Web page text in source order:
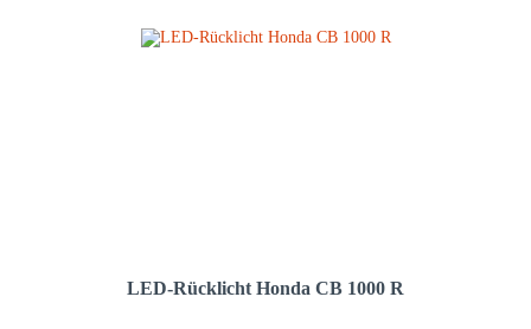
LED-Rücklicht Honda CB 1000 R